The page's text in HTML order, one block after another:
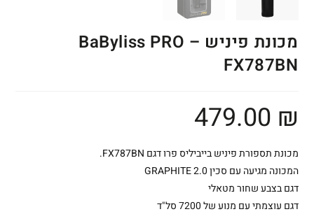
מכונת פיניש – BaByliss PRO
FX787BN
479.00 ₪
מכונת תספורת פיניש בייביליס פרו דגם FX787BN.
המכונה מגיעה עם סכין GRAPHITE 2.0
דגם בצבע שחור מטאלי
דגם עוצמתי עם מנוע של 7200 סל"ד